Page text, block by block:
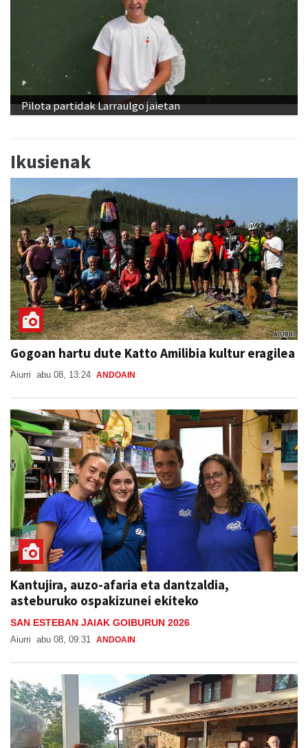
Pilota partidak Larraulgo jaietan
Ikusienak
Gogoan hartu dute Katto Amilibia kultur eragilea
Aiurri abu 08, 13:24 ANDOAIN
Kantujira, auzo-afaria eta dantzaldia,
asteburuko ospakizunei ekiteko
SAN ESTEBAN JAIAK GOIBURUN 2026
Aiurri abu 08, 09:31 ANDOAIN